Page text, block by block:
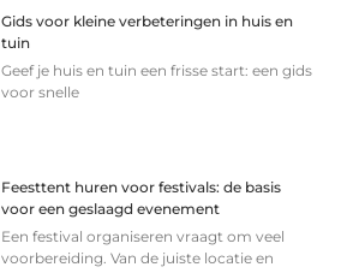
Gids voor kleine verbeteringen in huis en
tuin
Geef je huis en tuin een frisse start: een gids
voor snelle
Feesttent huren voor festivals: de basis
voor een geslaagd evenement
Een festival organiseren vraagt om veel
voorbereiding. Van de juiste locatie en